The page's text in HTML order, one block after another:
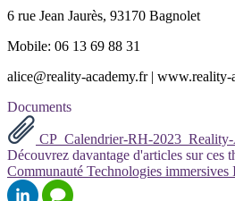
6 rue Jean Jaurès, 93170 Bagnolet
Mobile: 06 13 69 88 31
alice@reality-academy.fr | www.reality-
Documents
CP_Calendrier-RH-
Découvrez davantage d'articles sur ces
Communauté Technologies immersives